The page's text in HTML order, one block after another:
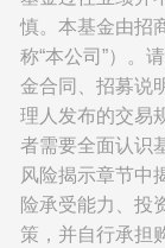
慎。本基金由招
称“本公司”）。
金合同、招募说
理人发布的交易
者需要全面认识
风险揭示章节中
险承受能力、投
策，并自行承担